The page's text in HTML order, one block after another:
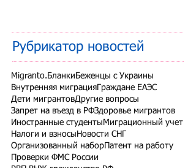
Рубрикатор новостей
Migranto.Бланки Беженцы с Украины
Внутренняя миграция Граждане ЕАЭС
Дети мигрантовДругие вопросы
Запрет на въезд в РФЗдоровье мигрантов
Иностранные студенты Миграционный учет
Налоги и взносы Новости СНГ
Организованный набор Патент на работу
Проверки ФМС России